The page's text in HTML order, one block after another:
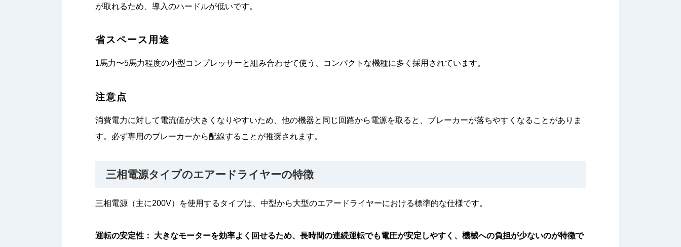
が取れるため、導入のハードルが低いです。
省スペース用途
1馬力〜5馬力程度の小型コンプレッサーと組み合わせて使う、コンパクトな機種に多く採用されています。
注意点
消費電力に対して電流値が大きくなりやすいため、他の機器と同じ回路から電源を取ると、ブレーカーが落ちやすくなることがありま
す。必ず専用のブレーカーから配線することが推奨されます。
三相電源タイプのエアードライヤーの特徴
三相電源（主に200V）を使用するタイプは、中型から大型のエアードライヤーにおける標準的な仕様です。
運転の安定性： 大きなモーターを効率よく回せるため、長時間の連続運転でも電圧が安定しやすく、機械への負担が少ないのが特徴で